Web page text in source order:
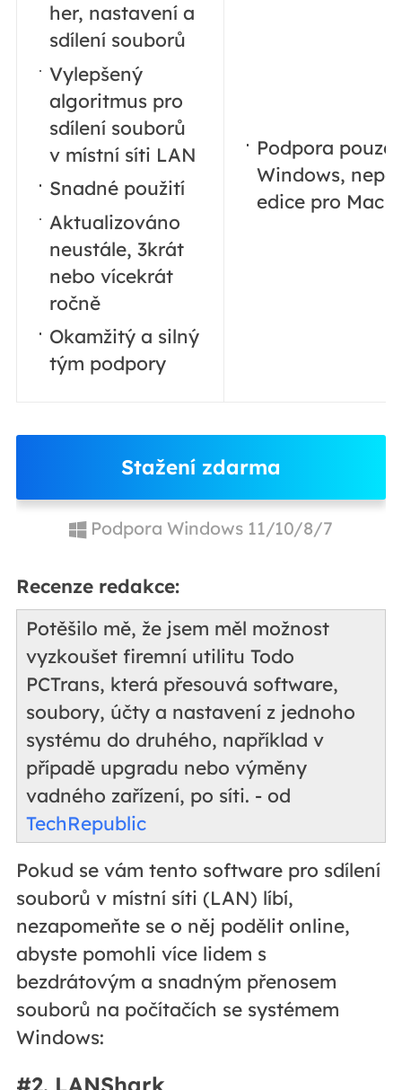
her, nastavení a
sdílení souborů
Vylepšený
algoritmus pro
sdílení souborů
v místní síti LAN
Snadné použití
Aktualizováno
neustále, 3krát
nebo vícekrát
ročně
Okamžitý a silný
tým podpory
Podpora pouze
Windows,
edice pro Mac
Stažení zdarma
Podpora Windows 11/10/8/7
Recenze redakce:
Potěšilo mě, že jsem měl možnost
vyzkoušet firemní utilitu Todo
PCTrans, která přesouvá software,
soubory, účty a nastavení z jednoho
systému do druhého, například v
případě upgradu nebo výměny
vadného zařízení, po síti. - od
TechRepublic
Pokud se vám tento software pro sdílení
souborů v místní síti (LAN) líbí,
nezapomeňte se o něj podělit online,
abyste pomohli více lidem s
bezdrátovým a snadným přenosem
souborů na počítačích se systémem
Windows:
#2. LANShark